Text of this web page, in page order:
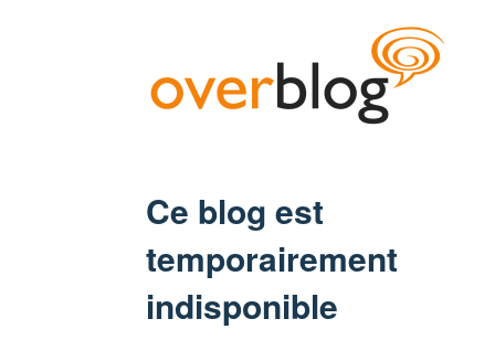
Ce blog est
temporairement
indisponible